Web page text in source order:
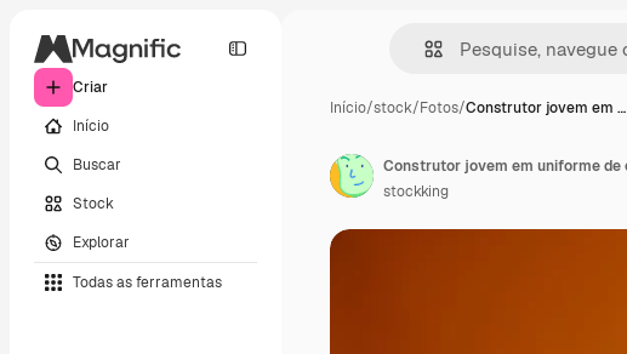
Criar
Início
Buscar
Stock
Explorar
Todas as ferramentas
Início/stock/Fotos/Construtor jovem em …
stockking